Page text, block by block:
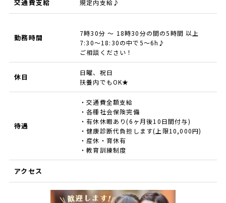
交通費支給 規定内支給♪
勤務時間
7時30分 ～ 18時30分の間の5時間 以上
7:30～18:30の中で5～6h♪
ご相談ください！
休日
日曜、祝日
扶養内でもOK★
待遇
・交通費全額支給
・各種社会保険完備
・有休休暇あり(6ヶ月後10日間付与)
・健康診断代負担します(上限10,000円)
・産休・育休有
・教育訓練制度
アクセス